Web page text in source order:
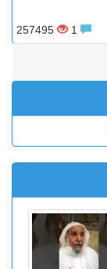
257495